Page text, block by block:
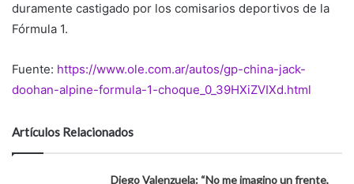
duramente castigado por los comisarios deportivos de la
Fórmula 1.
Fuente: https://www.ole.com.ar/autos/gp-china-jack-
doohan-alpine-formula-1-choque_0_39HXiZVIXd.html
Artículos Relacionados
Diego Valenzuela: “No me imagino un frente,